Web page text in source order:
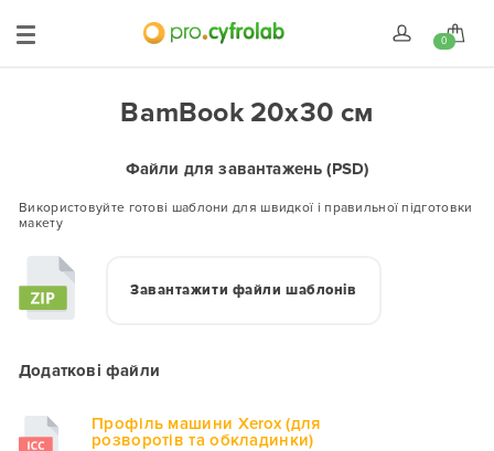
0
BamBook 20x30 см
Файли для завантажень (PSD)
Використовуйте готові шаблони для швидкої і правильної підготовки
макету
Завантажити файли шаблонів
Додаткові файли
Профіль машини Xerox (для
розворотів та обкладинки)